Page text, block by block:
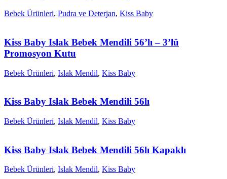
Bebek Ürünleri, Pudra ve Deterjan, Kiss Baby
Kiss Baby Islak Bebek Mendili 56’lı – 3’lü
Promosyon Kutu
Bebek Ürünleri, Islak Mendil, Kiss Baby
Kiss Baby Islak Bebek Mendili 56lı
Bebek Ürünleri, Islak Mendil, Kiss Baby
Kiss Baby Islak Bebek Mendili 56lı Kapaklı
Bebek Ürünleri, Islak Mendil, Kiss Baby